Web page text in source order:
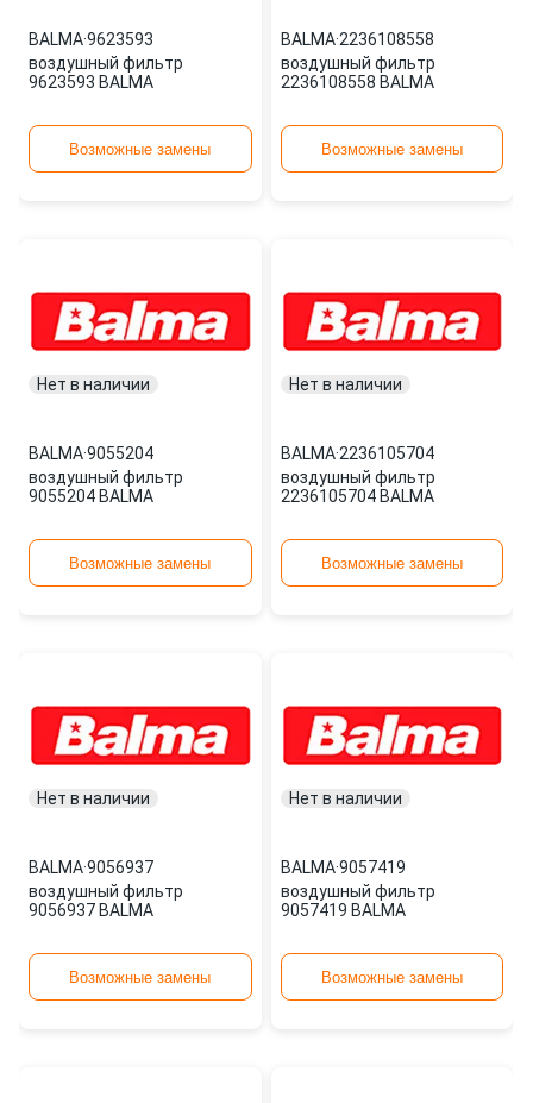
BALMA·9623593
воздушный фильтр
9623593 BALMA
Возможные замены
BALMA·2236108558
воздушный фильтр
2236108558 BALMA
Возможные замены
Нет в наличии
BALMA·9055204
воздушный фильтр
9055204 BALMA
Возможные замены
Нет в наличии
BALMA·2236105704
воздушный фильтр
2236105704 BALMA
Возможные замены
Нет в наличии
BALMA·9056937
воздушный фильтр
9056937 BALMA
Возможные замены
Нет в наличии
BALMA·9057419
воздушный фильтр
9057419 BALMA
Возможные замены